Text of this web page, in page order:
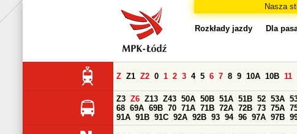
Nasza
Rozkłady jazdy Dla
Z Z1 Z2 0 1 2 3 4 5 6 7 8 9 10A 10B 11
Z3 Z6 Z13 Z43 50A 50B 51A 51B 52 53A
68 69A 69B 70 71A 71B 72A 72B 73 75A
91A 91B 91C 92A 92B 93 94 96 97A 97B